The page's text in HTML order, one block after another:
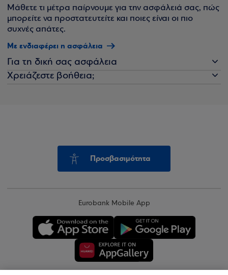
Μάθετε τι μέτρα παίρνουμε για την ασφάλειά σας, πώς
μπορείτε να προστατευτείτε και ποιες είναι οι πιο
συχνές απάτες.
Με ενδιαφέρει η ασφάλεια
Για τη δική σας ασφάλεια
Χρειάζεστε βοήθεια;
Προσβασιμότητα
Eurobank Mobile App